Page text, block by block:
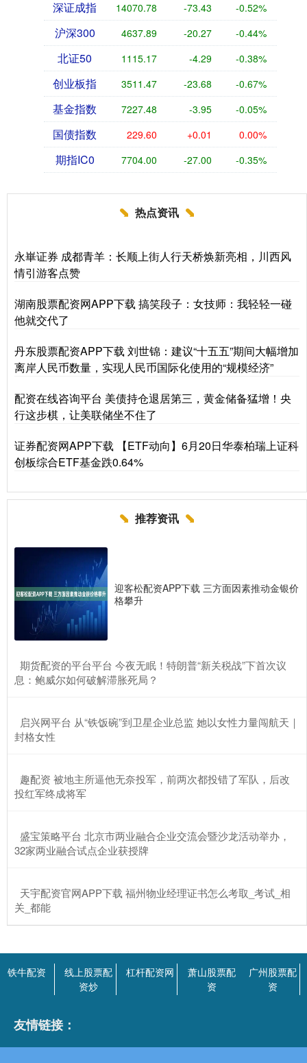
深证成指 14070.78 -73.43 -0.52%
沪深300 4637.89 -20.27 -0.44%
北证50 1115.17 -4.29 -0.38%
创业板指 3511.47 -23.68 -0.67%
基金指数 7227.48 -3.95 -0.05%
国债指数 229.60 +0.01 0.00%
期指IC0 7704.00 -27.00 -0.35%
热点资讯
永崋证券 成都青羊：长顺上街人行天桥焕新亮相，川西风
情引游客点赞
湖南股票配资网APP下载 搞笑段子：女技师：我轻轻一碰
他就交代了
丹东股票配资APP下载 刘世锦：建议“十五五”期间大幅增加
离岸人民币数量，实现人民币国际化使用的“规模经济”
配资在线咨询平台 美债持仓退居第三，黄金储备猛增！央
行这步棋，让美联储坐不住了
证券配资网APP下载 【ETF动向】6月20日华泰柏瑞上证科
创板综合ETF基金跌0.64%
推荐资讯
迎客松配资APP下载 三方面因素推动金银价
格攀升
​期货配资的平台平台 今夜无眠！特朗普“新关税战”下首次议
息：鲍威尔如何破解滞胀死局？
​启兴网平台 从“铁饭碗”到卫星企业总监 她以女性力量闯航天｜
封格女性
​趣配资 被地主所逼他无奈投军，前两次都投错了军队，后改
投红军终成将军
​盛宝策略平台 北京市两业融合企业交流会暨沙龙活动举办，
32家两业融合试点企业获授牌
​天宇配资官网APP下载 福州物业经理证书怎么考取_考试_相
关_都能
铁牛配资
线上股票配
资炒
杠杆配资网
萧山股票配
资
广州股票配
资
友情链接：